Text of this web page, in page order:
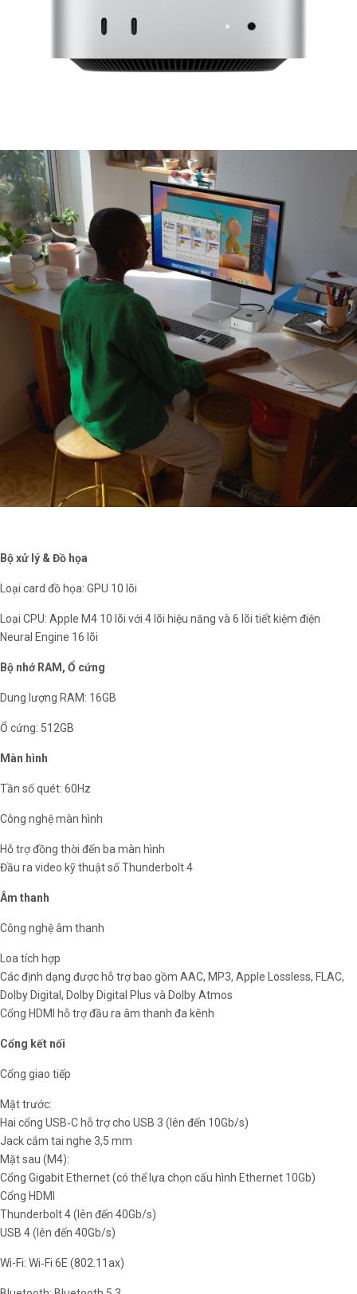
Bộ xử lý & Đồ họa
Loại card đồ họa: GPU 10 lõi
Loại CPU: Apple M4 10 lõi với 4 lõi hiệu năng và 6 lõi tiết kiệm điện
Neural Engine 16 lõi
Bộ nhớ RAM, Ổ cứng
Dung lượng RAM: 16GB
Ổ cứng: 512GB
Màn hình
Tần số quét: 60Hz
Công nghệ màn hình
Hỗ trợ đồng thời đến ba màn hình
Đầu ra video kỹ thuật số Thunderbolt 4
Âm thanh
Công nghệ âm thanh
Loa tích hợp
Các định dạng được hỗ trợ bao gồm AAC, MP3, Apple Lossless, FLAC,
Dolby Digital, Dolby Digital Plus và Dolby Atmos
Cổng HDMI hỗ trợ đầu ra âm thanh đa kênh
Cổng kết nối
Cổng giao tiếp
Mặt trước:
Hai cổng USB‑C hỗ trợ cho USB 3 (lên đến 10Gb/s)
Jack cắm tai nghe 3,5 mm
Mặt sau (M4):
Cổng Gigabit Ethernet (có thể lựa chọn cấu hình Ethernet 10Gb)
Cổng HDMI
Thunderbolt 4 (lên đến 40Gb/s)
USB 4 (lên đến 40Gb/s)
Wi-Fi: Wi‑Fi 6E (802.11ax)